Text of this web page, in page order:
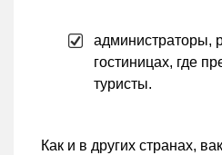
администраторы,
гостиницах, где
туристы.
Как и в других странах,